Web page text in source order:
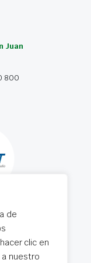
de
clic en
nuestro
Juan
800